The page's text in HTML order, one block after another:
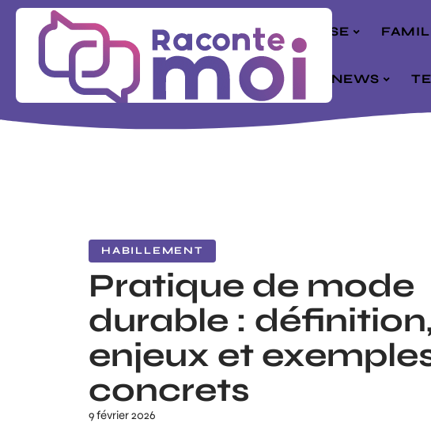
ENTREPRISE
MODE NEWS
HABILLEMENT
Pratique de mode
durable :
enjeux et
concrets
9 février 2026